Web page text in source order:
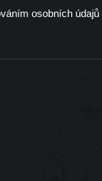
osobních